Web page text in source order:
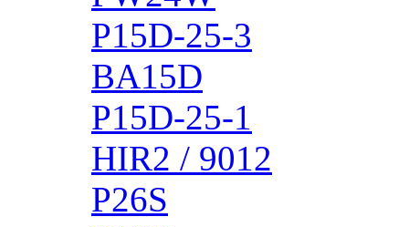
P15D-25-3
BA15D
P15D-25-1
HIR2 / 9012
P26S